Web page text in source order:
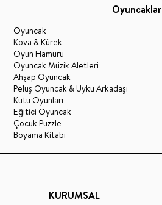
Oyuncaklar
Oyuncak
Kova & Kürek
Oyun Hamuru
Oyuncak Müzik Aletleri
Ahşap Oyuncak
Peluş Oyuncak & Uyku Arkadaşı
Kutu Oyunları
Eğitici Oyuncak
Çocuk Puzzle
Boyama Kitabı
KURUMSAL